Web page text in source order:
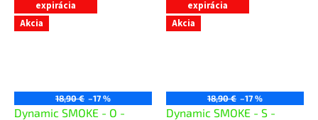
expirácia
Akcia
18,90 € –17 %
Dynamic SMOKE - O -
expirácia
Akcia
18,90 € –17 %
Dynamic SMOKE - S -